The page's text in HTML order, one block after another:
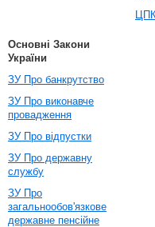
Основні Закони
України
ЗУ Про банкрутство
ЗУ Про виконавче
провадження
ЗУ Про відпустки
ЗУ Про державну
службу
ЗУ Про
загальнообов'язкове
державне пенсійне